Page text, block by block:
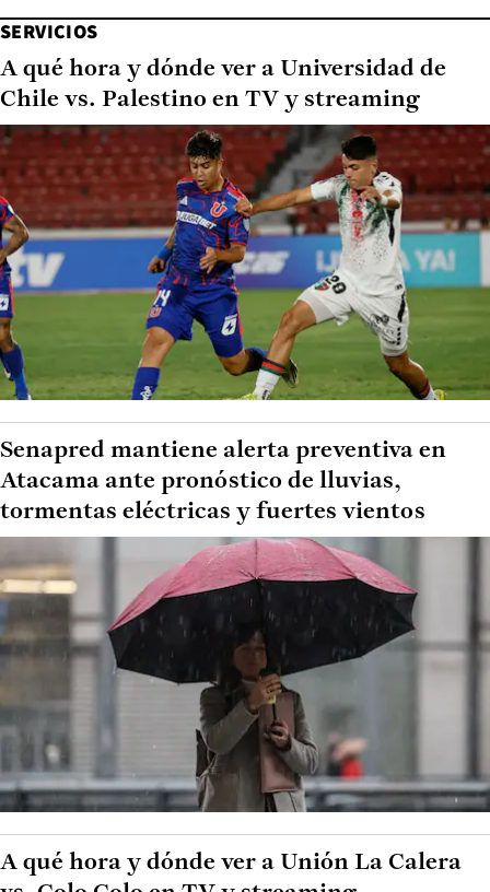
SERVICIOS
A qué hora y dónde ver a Universidad de
Chile vs. Palestino en TV y streaming
Senapred mantiene alerta preventiva en
Atacama ante pronóstico de lluvias,
tormentas eléctricas y fuertes vientos
A qué hora y dónde ver a Unión La Calera